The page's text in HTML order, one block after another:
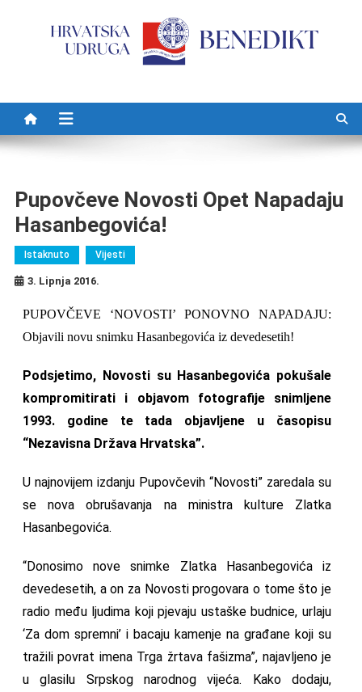
Pupovčeve Novosti Opet Napadaju
Hasanbegovića!
Istaknuto Vijesti
3. Lipnja 2016.
PUPOVČEVE ‘NOVOSTI’ PONOVNO NAPADAJU:
Objavili novu snimku Hasanbegovića iz devedesetih!
Podsjetimo, Novosti su Hasanbegovića pokušale
kompromitirati i objavom fotografije snimljene
1993. godine te tada objavljene u časopisu
“Nezavisna Država Hrvatska”.
U najnovijem izdanju Pupovčevih “Novosti” zaredala su
se nova obrušavanja na ministra kulture Zlatka
Hasanbegovića.
“Donosimo nove snimke Zlatka Hasanbegovića iz
devedesetih, a on za Novosti progovara o tome što je
radio među ljudima koji pjevaju ustaške budnice, urlaju
‘Za dom spremni’ i bacaju kamenje na građane koji su
tražili povrat imena Trga žrtava fašizma”, najavljeno je
u glasilu Srpskog narodnog vijeća. Kako dodaju,